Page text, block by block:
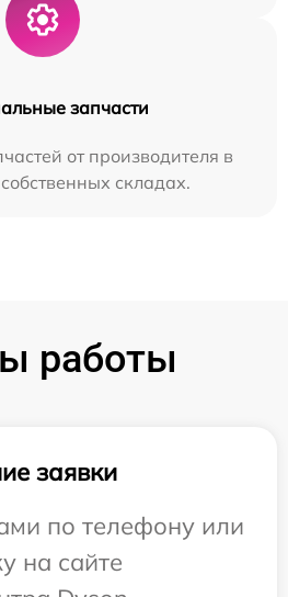
запчасти
от производителя в
складах.
работы
заявки
по телефону или
на сайте